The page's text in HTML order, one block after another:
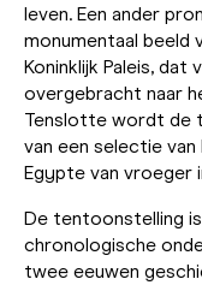
leven. Een ander
monumentaal beeld
Koninklijk Paleis,
overgebracht naar
Tenslotte wordt de
van een selectie
Egypte van vroeger
De tentoonstelling
chronologische
twee eeuwen